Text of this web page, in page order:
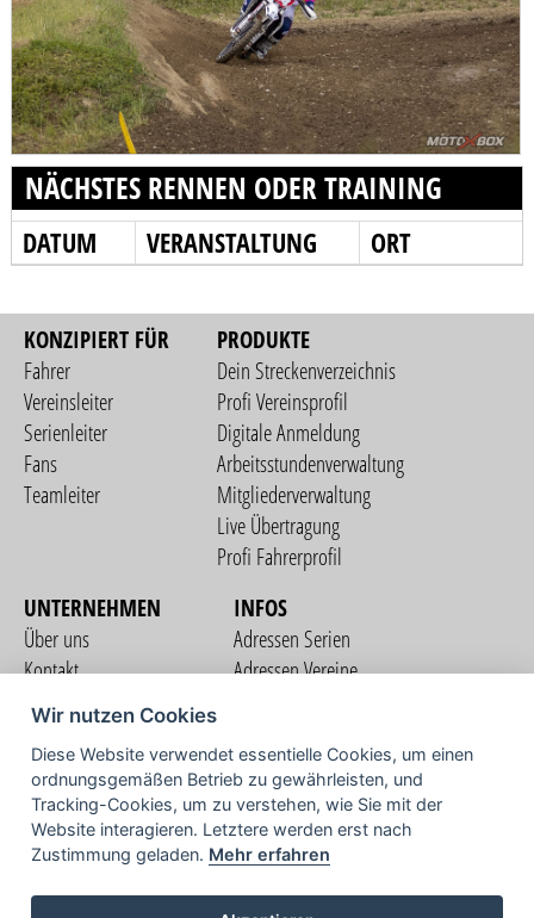
NÄCHSTES RENNEN ODER TRAINING
DATUM VERANSTALTUNG ORT
KONZIPIERT FÜR
Fahrer
Vereinsleiter
Serienleiter
Fans
Teamleiter
PRODUKTE
Dein Streckenverzeichnis
Profi Vereinsprofil
Digitale Anmeldung
Arbeitsstundenverwaltung
Mitgliederverwaltung
Live Übertragung
Profi Fahrerprofil
UNTERNEHMEN
Über uns
Kontakt
Nutzungsbedingungen
Datenschutzerklärung
Impressum
INFOS
Adressen Serien
Adressen Vereine
COMMUNITY
TV
Wir nutzen Cookies
Diese Website verwendet essentielle Cookies, um einen
ordnungsgemäßen Betrieb zu gewährleisten, und
Tracking-Cookies, um zu verstehen, wie Sie mit der
Website interagieren. Letztere werden erst nach
Zustimmung geladen. Mehr erfahren